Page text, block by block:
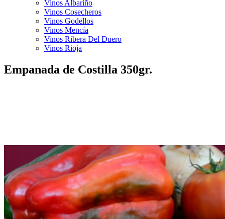
Vinos Albariño
Vinos Cosecheros
Vinos Godellos
Vinos Mencía
Vinos Ribera Del Duero
Vinos Rioja
Empanada de Costilla 350gr.